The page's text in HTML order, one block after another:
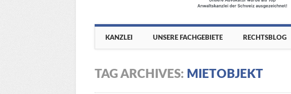
Main menu
KANZLEI UNSERE FACHGEBIETE RECHTSBLOG
TAG ARCHIVES: MIETOBJEKT